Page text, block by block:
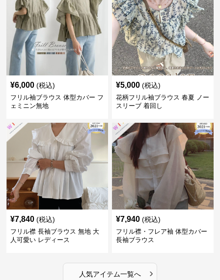
¥6,000 (税込)
フリル袖ブラウス 体型カバー フ
ェミニン無地
¥5,000 (税込)
花柄フリル袖ブラウス 春夏 ノー
スリーブ 着回し
¥7,840 (税込)
フリル襟 長袖ブラウス 無地 大
人可愛い レディース
¥7,940 (税込)
フリル襟・フレア袖 体型カバー
長袖ブラウス
人気アイテム一覧へ ›